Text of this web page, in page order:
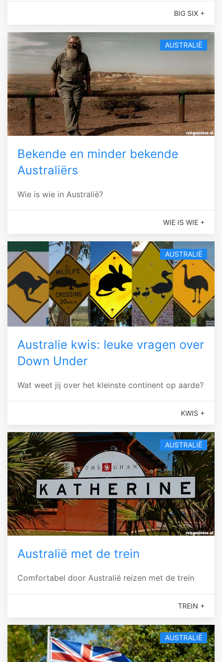
BIG SIX +
AUSTRALIË
Bekende en minder bekende
Australiërs
Wie is wie in Australië?
WIE IS WIE +
AUSTRALIË
Australie kwis: leuke vragen over
Down Under
Wat weet jij over het kleinste continent op aarde?
KWIS +
AUSTRALIË
Australië met de trein
Comfortabel door Australië reizen met de trein
TREIN +
AUSTRALIË